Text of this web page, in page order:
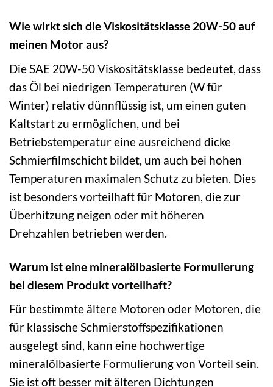
Wie wirkt sich die Viskositätsklasse 20W-50 auf
meinen Motor aus?
Die SAE 20W-50 Viskositätsklasse bedeutet, dass
das Öl bei niedrigen Temperaturen (W für
Winter) relativ dünnflüssig ist, um einen guten
Kaltstart zu ermöglichen, und bei
Betriebstemperatur eine ausreichend dicke
Schmierfilmschicht bildet, um auch bei hohen
Temperaturen maximalen Schutz zu bieten. Dies
ist besonders vorteilhaft für Motoren, die zur
Überhitzung neigen oder mit höheren
Drehzahlen betrieben werden.
Warum ist eine mineralölbasierte Formulierung
bei diesem Produkt vorteilhaft?
Für bestimmte ältere Motoren oder Motoren, die
für klassische Schmierstoffspezifikationen
ausgelegt sind, kann eine hochwertige
mineralölbasierte Formulierung von Vorteil sein.
Sie ist oft besser mit älteren Dichtungen